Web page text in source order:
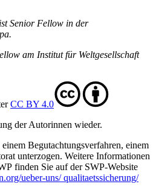
Senior Fellow in der
am Institut für Weltgesellschaft
CC BY 4.0
der Autorinnen wieder.
Begutachtungsverfah­ren, einem
unterzogen. Weitere Informationen
finden Sie auf der SWP-Website
ueber-uns/ qualitaetssicherung/